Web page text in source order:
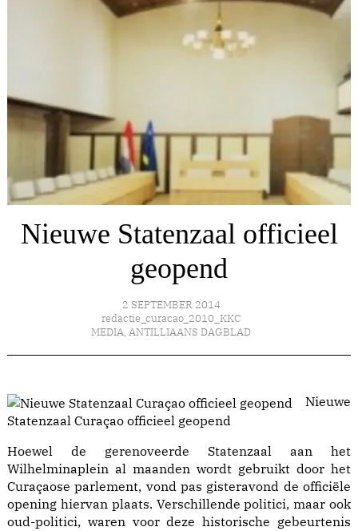
Nieuwe Statenzaal officieel
geopend
2 SEPTEMBER 2014
redactie_curacao_2010_KKC
MEDIA, ANTILLIAANS DAGBLAD
Nieuwe
Statenzaal Curaçao officieel geopend
Hoewel de gerenoveerde Statenzaal aan het
Wilhelminaplein al maanden wordt gebruikt door het
Curaçaose parlement, vond pas gisteravond de officiële
opening hiervan plaats. Verschillende politici, maar ook
oud-politici, waren voor deze historische gebeurtenis